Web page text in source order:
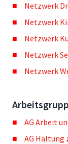
Netzwerk
Netzwerk
Netzwerk
Netzwerk
Netzwerk
AG Arbeit
AG Haltung